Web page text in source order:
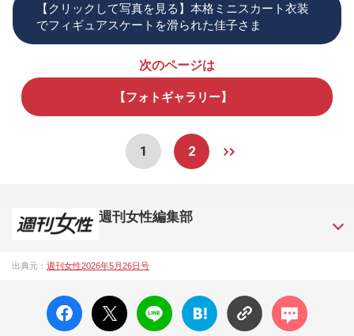
【クリックして写真を見る】本格ミニスカート衣装
でフィギュアスケートを滑られた佳子さま
次のページは
【フォトギャラリー】
1 2
週刊女性編集部
シップや事件、皇室の話題、感動ドキュメント、美容・健
12日号で「眞子さま嫁ぎ先の“義母”が抱える400万円超の“借金
トラブル”」報道をスクープ。この一報から約2か月後、宮内庁
出典元： 週刊女性2026年5月26日号
facebo
ok い
X ポス
ト
LINE
はてな
ブック
コメン
ト